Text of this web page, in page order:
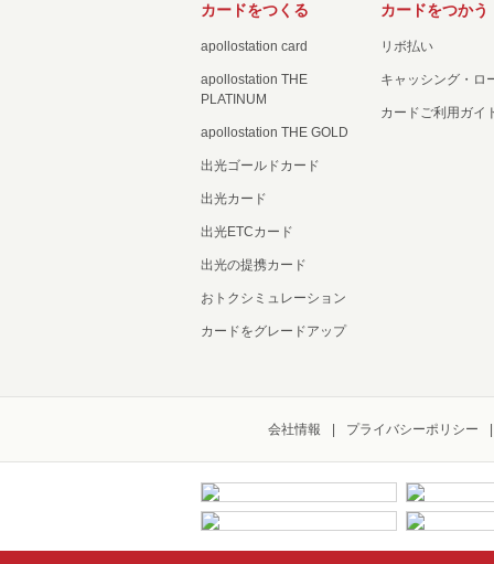
カードをつくる
apollostation card
apollostation THE
PLATINUM
apollostation THE GOLD
出光ゴールドカード
出光カード
出光ETCカード
出光の提携カード
おトクシミュレーション
カードをグレードアップ
カードをつかう
リボ払い
キャッシング・ロ
カードご利用ガイ
会社情報 プライバシーポリシー